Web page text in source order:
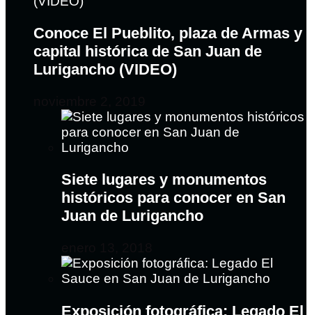
Conoce El Pueblito, plaza de Armas y
capital histórica de San Juan de
Lurigancho (VIDEO)
Siete lugares y monumentos
históricos para conocer en San
Juan de Lurigancho
Exposición fotográfica: Legado El